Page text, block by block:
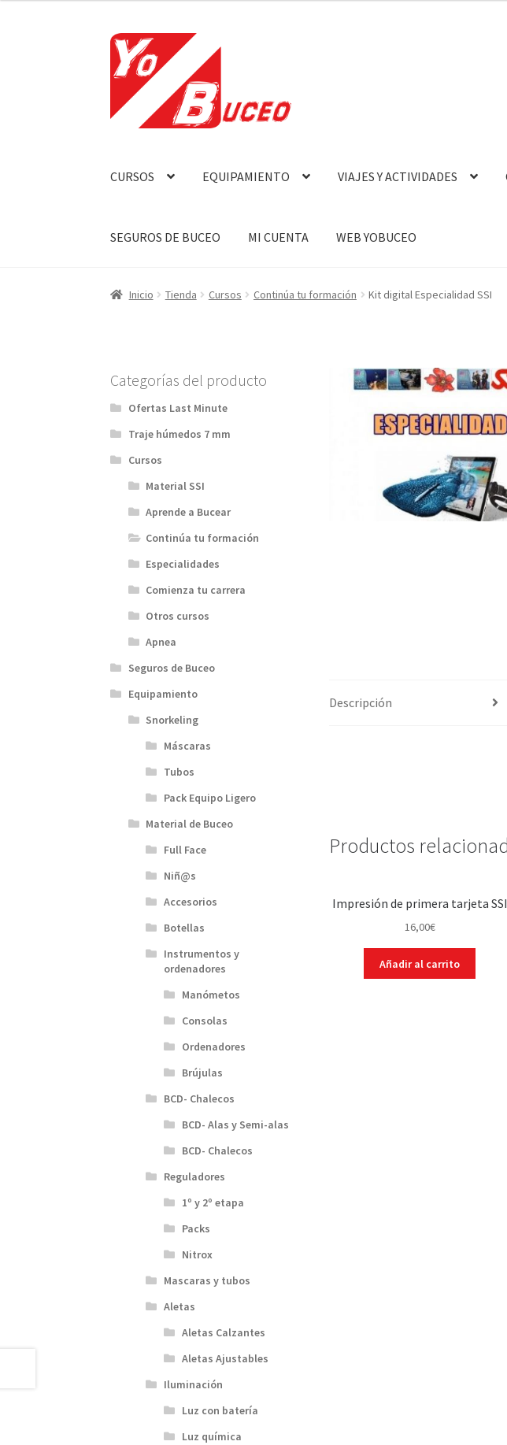
Ir
la
navegación
Ir
al
contenido
CURSOS EQUIPAMIENTO VIAJES Y ACTIVIDADES
SEGUROS DE BUCEO MI CUENTA WEB YOBUCEO
Inicio Tienda Cursos Continúa tu formación Kit digital Especialidad SSI
Descripción
Productos
Impresión de primera tarjeta SSI
16,00€
Añadir al carrito
Categorías del producto
Ofertas Last Minute
Traje húmedos 7 mm
Cursos
Material SSI
Aprende a Bucear
Continúa tu formación
Especialidades
Comienza tu carrera
Otros cursos
Apnea
Seguros de Buceo
Equipamiento
Snorkeling
Máscaras
Tubos
Pack Equipo Ligero
Material de Buceo
Full Face
Niñ@s
Accesorios
Botellas
Instrumentos y
ordenadores
Manómetos
Consolas
Ordenadores
Brújulas
BCD- Chalecos
BCD- Alas y Semi-alas
BCD- Chalecos
Reguladores
1º y 2º etapa
Packs
Nitrox
Mascaras y tubos
Aletas
Aletas Calzantes
Aletas Ajustables
Iluminación
Luz con batería
Luz química